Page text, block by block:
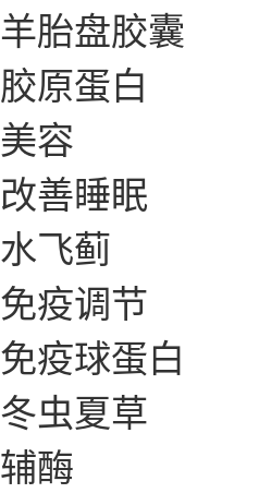
羊胎盘胶囊
胶原蛋白
美容
改善睡眠
水飞蓟
免疫调节
免疫球蛋白
冬虫夏草
辅酶